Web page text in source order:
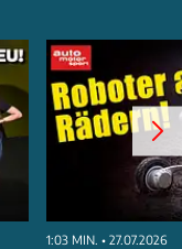
1:03 MIN. • 27.07.2026